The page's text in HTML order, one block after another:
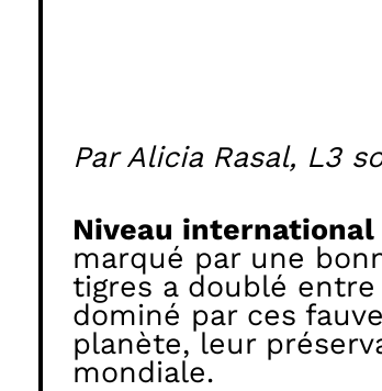
Par Alicia Rasal, L3
Niveau international
marqué par une
tigres a doublé
dominé par ces
planète, leur
mondiale.